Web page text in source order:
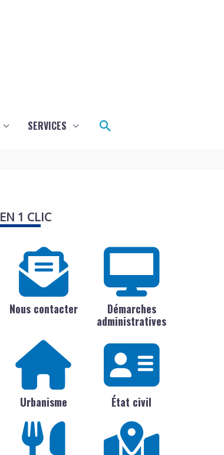
SERVICES Rechercher
EN 1 CLIC
Nous contacter
Démarches
administratives
Urbanisme État civil